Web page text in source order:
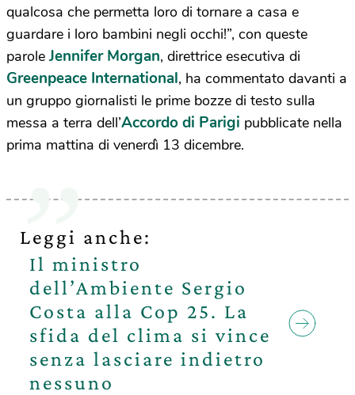
qualcosa che permetta loro di tornare a casa e
guardare i loro bambini negli occhi!”, con queste
paroleJennifer Morgan, direttrice esecutiva di
Greenpeace International, ha commentato davanti a
un gruppo giornalisti le prime bozze di testo sulla
messa a terra dell’Accordo di Parigi pubblicate nella
prima mattina di venerdì 13 dicembre.
Leggi anche:
Il ministro
dell’Ambiente Sergio
Costa alla Cop 25. La
sfida del clima si vince
senza lasciare indietro
nessuno